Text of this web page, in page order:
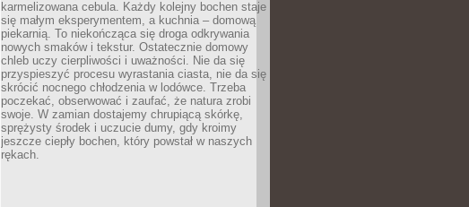
karmelizowana cebula. Każdy kolejny bochen staje
się małym eksperymentem, a kuchnia – domową
piekarnią. To niekończąca się droga odkrywania
nowych smaków i tekstur. Ostatecznie domowy
chleb uczy cierpliwości i uważności. Nie da się
przyspieszyć procesu wyrastania ciasta, nie da się
skrócić nocnego chłodzenia w lodówce. Trzeba
poczekać, obserwować i zaufać, że natura zrobi
swoje. W zamian dostajemy chrupiącą skórkę,
sprężysty środek i uczucie dumy, gdy kroimy
jeszcze ciepły bochen, który powstał w naszych
rękach.